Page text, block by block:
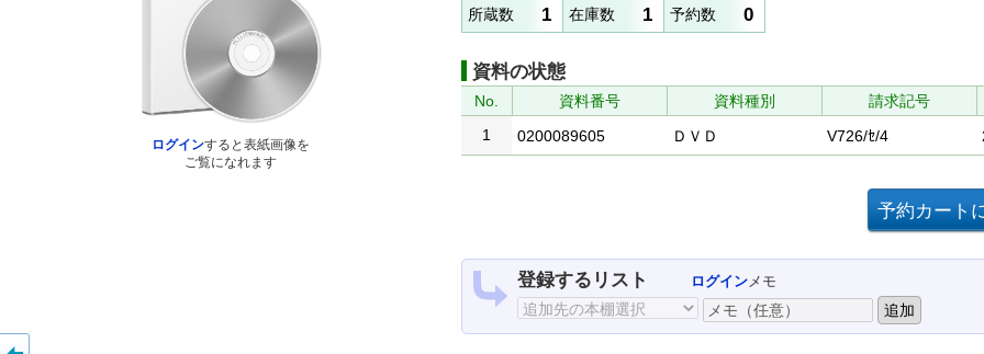
ログインすると表紙画像を
ご覧になれます
所蔵数 1 在庫数 1 予約数 0
資料の状態
No. 資料番号 資料種別
請求記号
1
0200089605 ＤＶＤ V726/ｾ/4
登録するリスト ログインメモ